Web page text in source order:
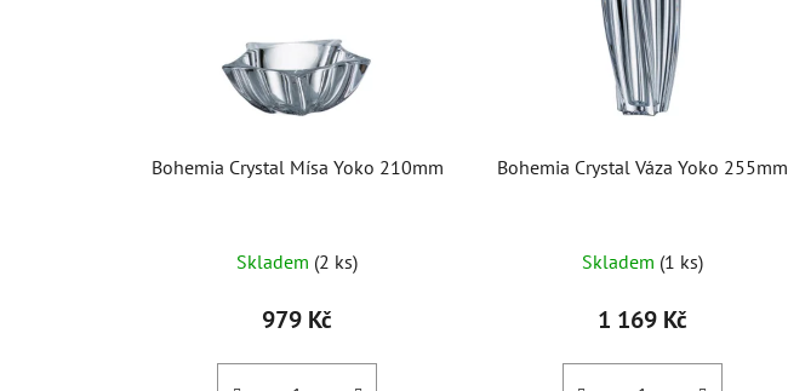
Bohemia Crystal Mísa Yoko 210mm
hodnocení
produktu
5,0
Skladem (2 ks)
979 Kč
Bohemia Crystal Váza Yoko 255mm
Skladem (1 ks)
1 169 Kč